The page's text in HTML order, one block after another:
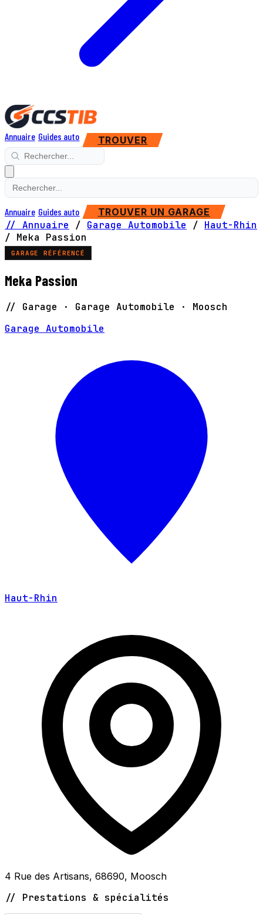
Annuaire Guides auto TROUVER
Annuaire Guides auto TROUVER UN GARAGE
// Annuaire / Garage Automobile / Haut-Rhin
/ Meka Passion
GARAGE RÉFÉRENCÉ
Meka Passion
// Garage · Garage Automobile · Moosch
Garage Automobile
Haut-Rhin
4 Rue des Artisans, 68690, Moosch
// Prestations & spécialités